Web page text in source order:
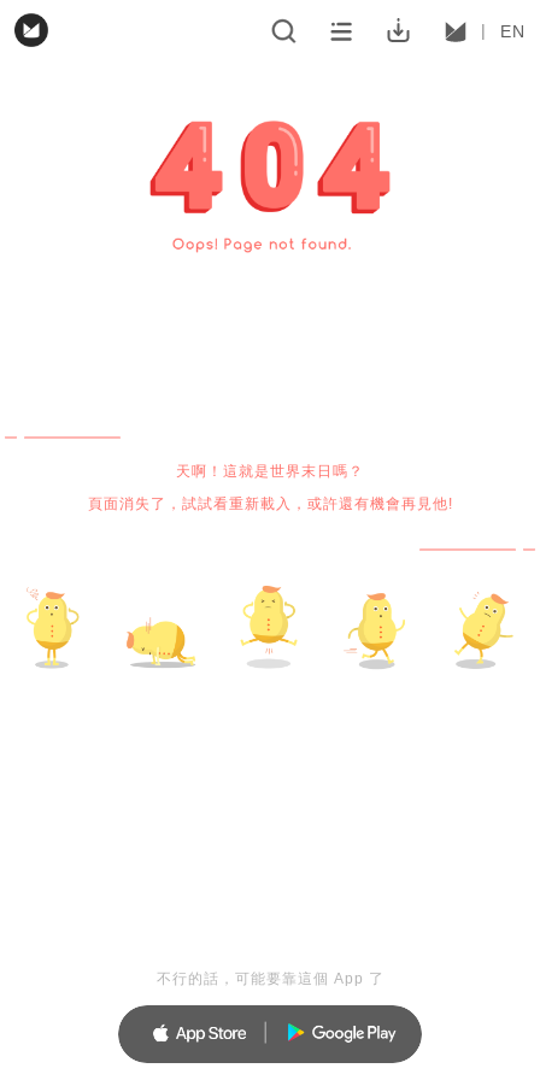
EN
天啊！這就是世界末日嗎？
頁面消失了，試試看重新載入，或許還有機會再見他!
不行的話，可能要靠這個 App 了